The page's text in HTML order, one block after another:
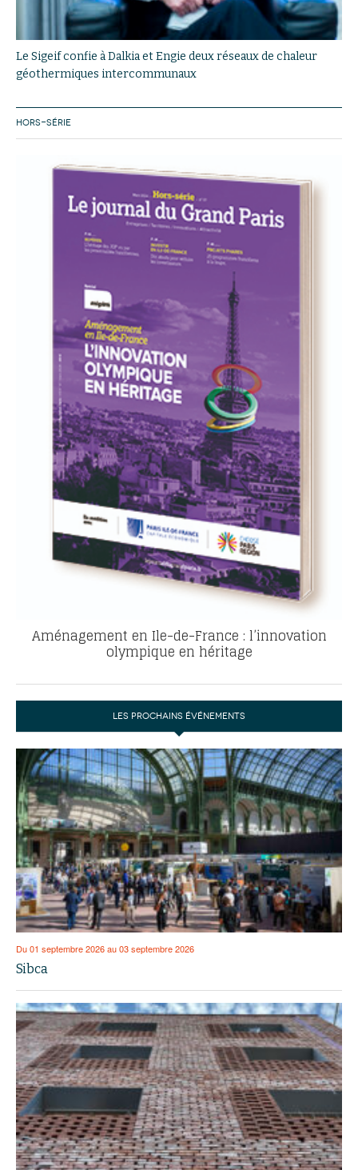
Le Sigeif confie à Dalkia et Engie deux réseaux de chaleur
géothermiques intercommunaux
HORS-SÉRIE
Aménagement en Ile-de-France : l’innovation
olympique en héritage
LES PROCHAINS ÉVÉNEMENTS
Du 01 septembre 2026 au 03 septembre 2026
Sibca